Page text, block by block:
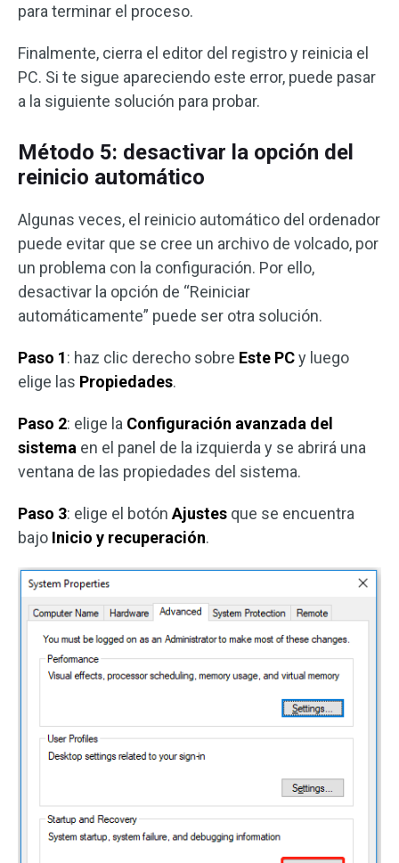
para terminar el proceso.
Finalmente, cierra el editor del registro y reinicia el
PC. Si te sigue apareciendo este error, puede pasar
a la siguiente solución para probar.
Método 5: desactivar la opción del
reinicio automático
Algunas veces, el reinicio automático del ordenador
puede evitar que se cree un archivo de volcado, por
un problema con la configuración. Por ello,
desactivar la opción de “Reiniciar
automáticamente” puede ser otra solución.
Paso 1: haz clic derecho sobre Este PCy luego
elige las Propiedades.
Paso 2: elige la Configuración avanzada del
sistema en el panel de la izquierda y se abrirá una
ventana de las propiedades del sistema.
Paso 3: elige el botónAjustes que se encuentra
bajo Inicio y recuperación.